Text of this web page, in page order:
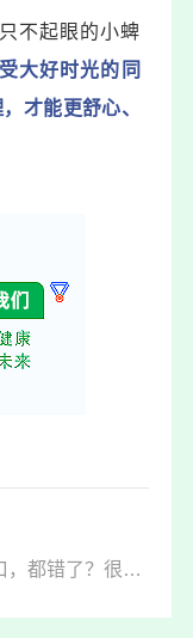
不起眼的小蜱
大好时光的同
才能更舒心、
下一篇：晚上睡前刷牙、刷牙后漱口，都错了？很多人都在“无效刷牙”